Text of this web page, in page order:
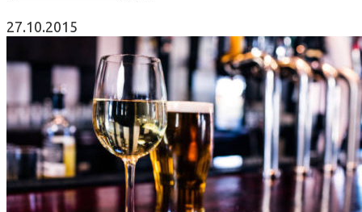
27.10.2015